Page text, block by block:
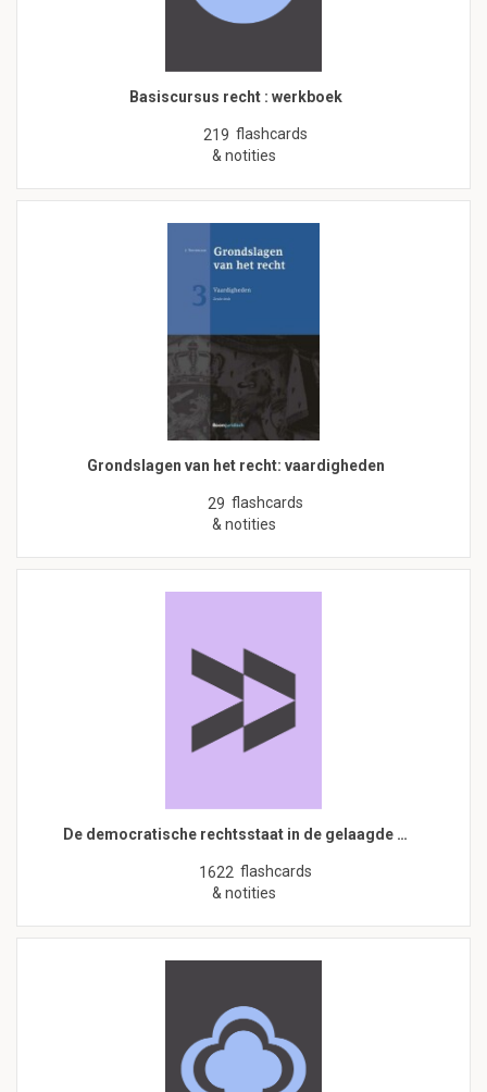
Basiscursus recht : werkboek
219 flashcards
& notities
Grondslagen van het recht: vaardigheden
29 flashcards
& notities
De democratische rechtsstaat in de gelaagde …
1622 flashcards
& notities